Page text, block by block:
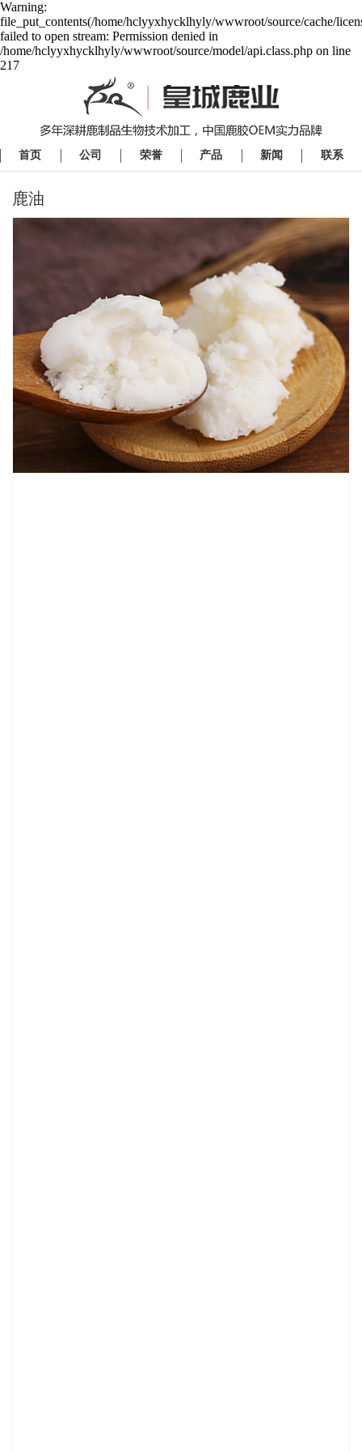
Warning:
file_put_contents(/home/hclyyxhycklhyly/wwwroot/source/cache/
failed to open stream: Permission denied in
/home/hclyyxhycklhyly/wwwroot/source/model/api.class.php on line
217
首页 公司 荣誉 产品 新闻 联系
鹿油